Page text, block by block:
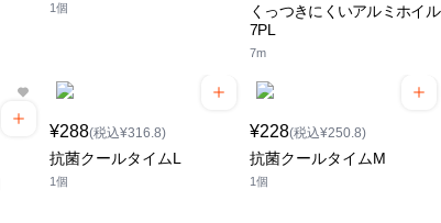
1個
くっつきにくいアルミホイル
7PL
7m
¥288(税込¥316.8)
抗菌クールタイムL
1個
¥228(税込¥250.8)
抗菌クールタイムM
1個